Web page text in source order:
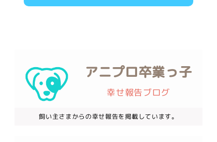
アニプロ卒業っ子
幸せ報告ブログ
飼い主さまからの幸せ報告を掲載しています。